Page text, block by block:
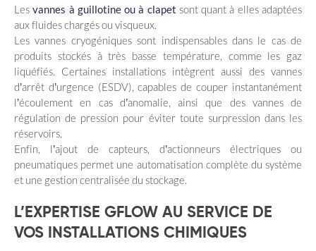
Lesvannes à guillotine ou à clapet sont quant à elles adaptées
aux fluides chargés ou visqueux.
Les vannes cryogéniques sont indispensables dans le cas de
produits stockés à très basse température, comme les gaz
liquéfiés. Certaines installations intègrent aussi des vannes
d’arrêt d’urgence (ESDV), capables de couper instantanément
l’écoulement en cas d’anomalie, ainsi que des vannes de
régulation de pression pour éviter toute surpression dans les
réservoirs.
Enfin, l’ajout de capteurs, d’actionneurs électriques ou
pneumatiques permet une automatisation complète du système
et une gestion centralisée du stockage.
L’EXPERTISE GFLOW AU SERVICE DE
VOS INSTALLATIONS CHIMIQUES